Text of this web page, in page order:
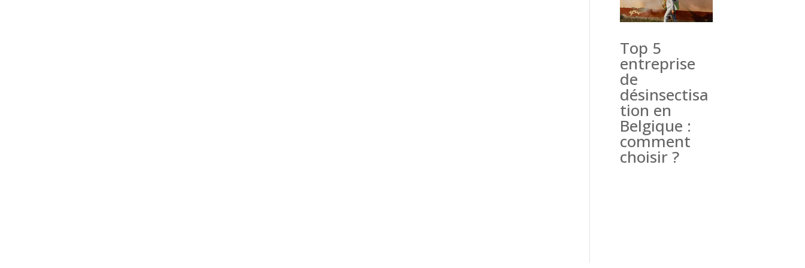
Top 5
entreprise
de
désinsectisa
tion en
Belgique :
comment
choisir ?